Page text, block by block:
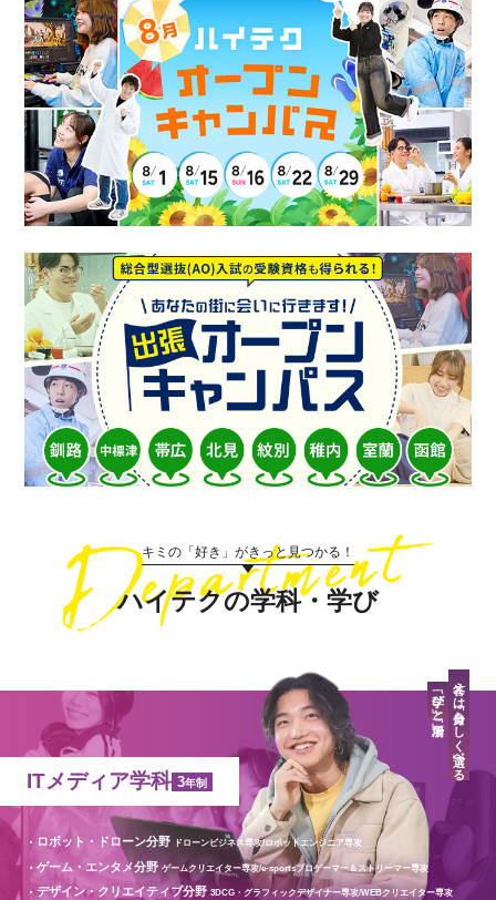
キミの「好き」がきっと見つかる！
ハイテクの学科・学び
ITメディア学科 3年制
ロボット・ドローン分野 ドローンビジネス専攻/ロボットエンジニア専攻
ゲーム・エンタメ分野ゲームクリエイター専攻/e-sportsプロゲーマー＆ストリーマー専攻
デザイン・クリエイティブ分野3DCG・グラフィックデザイナー専攻/WEBクリエイター専攻
答えは「自分らしく」選べる
「学び」と「場所」